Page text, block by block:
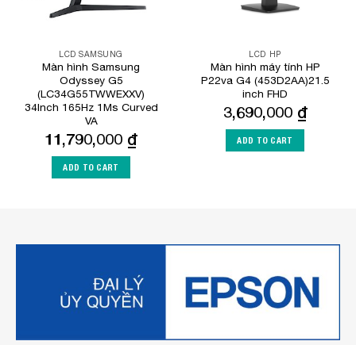
LCD SAMSUNG
Màn hình Samsung
Odyssey G5
(LC34G55TWWEXXV)
34Inch 165Hz 1Ms Curved
VA
11,790,000 ₫
ADD TO CART
LCD HP
Màn hình máy tính HP
P22va G4 (453D2AA)21.5
inch FHD
3,690,000 ₫
ADD TO CART